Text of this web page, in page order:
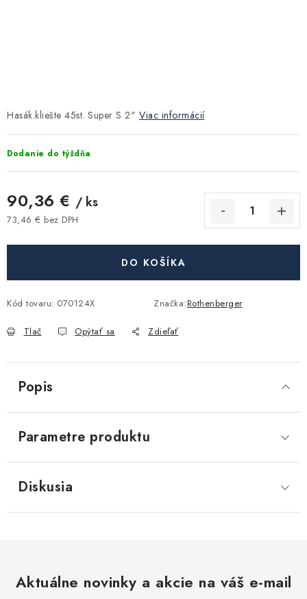
Filtrovanie a úprava vody
Záhrada a závlaha
Vetranie a rekuperácia
Akcie, Zľavy
Podmienky ochrany osobných údajov
Obchodné podmienky požičovne náradia
Moja objednávka
Hasák.kliešte 45st. Super S 2" Viac informácií
Dodanie do týždňa
90,36 € / ks
73,46 € bez DPH
DO KOŠÍKA
Kód tovaru: 070124X Značka:Rothenberger
Tlač Opýtať sa Zdieľať
Popis
Parametre produktu
Diskusia
Aktuálne novinky a akcie na váš e-mail